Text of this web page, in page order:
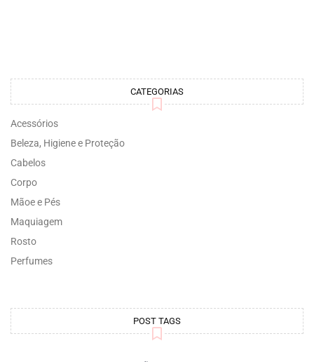
CATEGORIAS
Acessórios
Beleza, Higiene e Proteção
Cabelos
Corpo
Mãoe e Pés
Maquiagem
Rosto
Perfumes
POST TAGS